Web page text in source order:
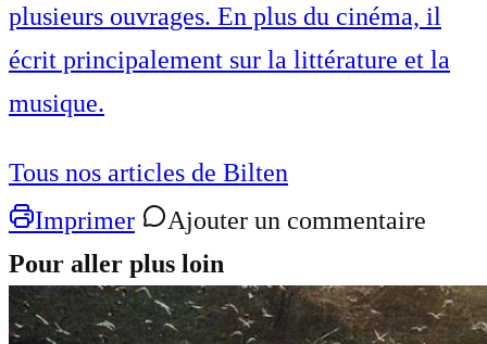
plusieurs ouvrages. En plus du cinéma, il
écrit principalement sur la littérature et la
musique.
Tous nos articles de Bilten
Imprimer
Ajouter un commentaire
Pour aller plus loin